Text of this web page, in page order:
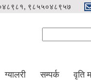
९८५५०४८९५७
ग्यालरी सम्पर्क वृति